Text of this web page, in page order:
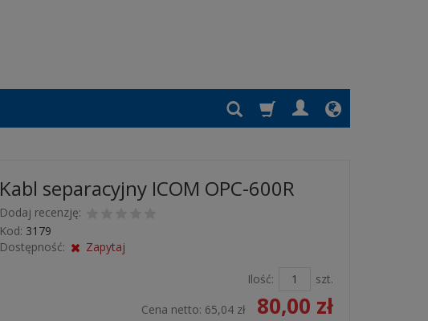
Kabl separacyjny ICOM OPC-600R
Dodaj recenzję:
Kod: 3179
Dostępność:
Zapytaj
Ilość:
szt.
Cena netto: 65,04 zł 80,00 zł